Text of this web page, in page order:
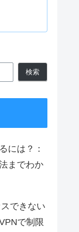
検索
には？：
までわか
できない
で制限